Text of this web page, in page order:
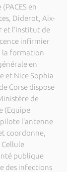
en
Diderot, Aix-
et l’Institut de
infirmier
la formation
en
et Nice Sophia
Corse dispose
de
(Equipe
l’antenne
coordonne,
Cellule
publique
des infections